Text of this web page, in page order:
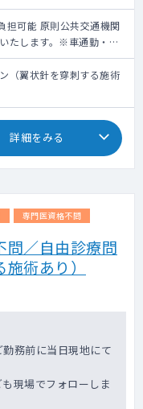
担可能 原則公共交通機関
たします。※車通勤・タ
（翼状針を穿刺する施術
詳細をみる
専門医資格不問
問／自由診療問
術あり）
務前に当日現地にて
現場でフォローしま